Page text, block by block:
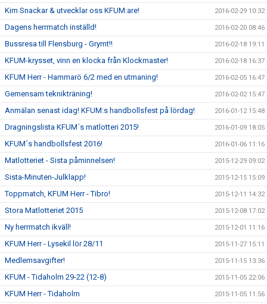
Kim Snackar & utvecklar oss KFUM:are! 2016-02-29 10:32
Dagens herrmatch inställd! 2016-02-20 08:46
Bussresa till Flensburg - Grymt!! 2016-02-18 19:11
KFUM-krysset, vinn en klocka från Klockmaster! 2016-02-18 16:37
KFUM Herr - Hammarö 6/2 med en utmaning! 2016-02-05 16:47
Gemensam teknikträning! 2016-02-02 15:47
Anmälan senast idag! KFUM:s handbollsfest på lördag! 2016-01-12 15:48
Dragningslista KFUM´s matlotteri 2015! 2016-01-09 18:05
KFUM´s handbollsfest 2016! 2016-01-06 11:16
Matlotteriet - Sista påminnelsen! 2015-12-29 09:02
Sista-Minuten-Julklapp! 2015-12-15 15:09
Toppmatch, KFUM Herr - Tibro! 2015-12-11 14:32
Stora Matlotteriet 2015 2015-12-08 17:02
Ny herrmatch ikväll! 2015-12-01 11:16
KFUM Herr - Lysekil lör 28/11 2015-11-27 15:11
Medlemsavgifter! 2015-11-15 13:36
KFUM - Tidaholm 29-22 (12-8) 2015-11-05 22:06
KFUM Herr - Tidaholm 2015-11-05 11:56